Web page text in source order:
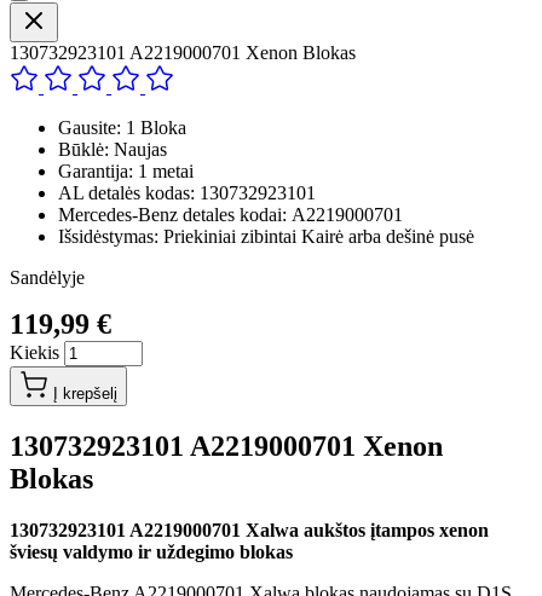
130732923101 A2219000701 Xenon Blokas
Gausite: 1 Bloka
Būklė: Naujas
Garantija: 1 metai
AL detalės kodas: 130732923101
Mercedes-Benz detales kodai: A2219000701
Išsidėstymas: Priekiniai zibintai Kairė arba dešinė pusė
Sandėlyje
119,99 €
Kiekis
Į krepšelį
130732923101 A2219000701 Xenon
Blokas
130732923101 A2219000701 Xalwa aukštos įtampos xenon
šviesų valdymo ir uždegimo blokas